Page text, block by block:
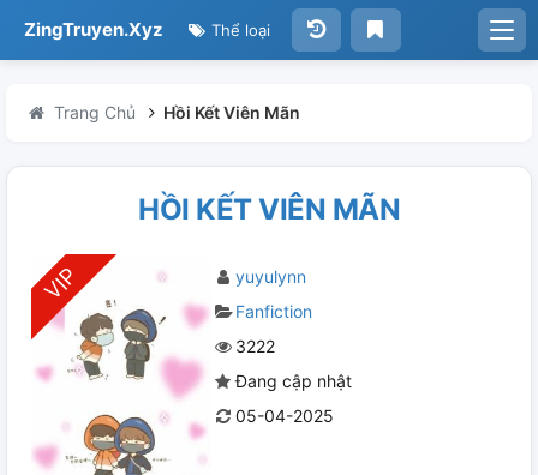
ZingTruyen.Xyz Thể loại
Trang Chủ Hồi Kết Viên Mãn
HỒI KẾT VIÊN MÃN
yuyulynn
Fanfiction
3222
Đang cập nhật
05-04-2025